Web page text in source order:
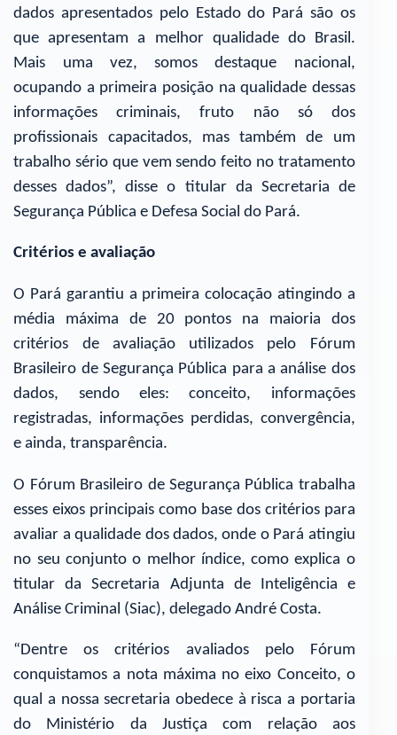
dados apresentados pelo Estado do Pará são os
que apresentam a melhor qualidade do Brasil.
Mais uma vez, somos destaque nacional,
ocupando a primeira posição na qualidade dessas
informações criminais, fruto não só dos
profissionais capacitados, mas também de um
trabalho sério que vem sendo feito no tratamento
desses dados”, disse o titular da Secretaria de
Segurança Pública e Defesa Social do Pará.
Critérios e avaliação
O Pará garantiu a primeira colocação atingindo a
média máxima de 20 pontos na maioria dos
critérios de avaliação utilizados pelo Fórum
Brasileiro de Segurança Pública para a análise dos
dados, sendo eles: conceito, informações
registradas, informações perdidas, convergência,
e ainda, transparência.
O Fórum Brasileiro de Segurança Pública trabalha
esses eixos principais como base dos critérios para
avaliar a qualidade dos dados, onde o Pará atingiu
no seu conjunto o melhor índice, como explica o
titular da Secretaria Adjunta de Inteligência e
Análise Criminal (Siac), delegado André Costa.
“Dentre os critérios avaliados pelo Fórum
conquistamos a nota máxima no eixo Conceito, o
qual a nossa secretaria obedece à risca a portaria
do Ministério da Justiça com relação aos